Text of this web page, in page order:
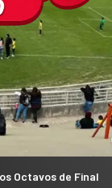
del Anual de